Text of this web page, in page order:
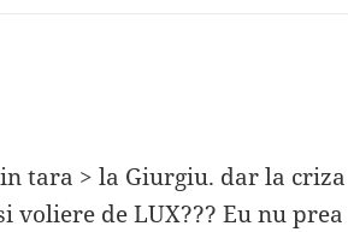
tara > la Giurgiu. dar la criza
voliere de LUX??? Eu nu prea